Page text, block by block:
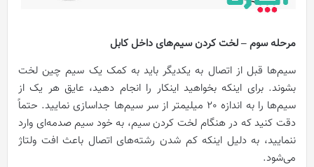
مرحله سوم – لخت کردن سیم‌های داخل کابل
سیم‌ها قبل از اتصال به یکدیگر باید به کمک یک سیم چین لخت
بشوند. برای اینکه بخواهید اینکار را انجام دهید، عایق هر یک از
سیم‌ها را به اندازه 20 میلیمتر از سر سیم‌ها جداسازی نمایید. حتماً
دقت کنید که در هنگام لخت کردن سیم، به خود سیم صدمه‌ای وارد
ننمایید، به دلیل اینکه کم شدن رشته‌های اتصال باعث افت ولتاژ
می‌شود.